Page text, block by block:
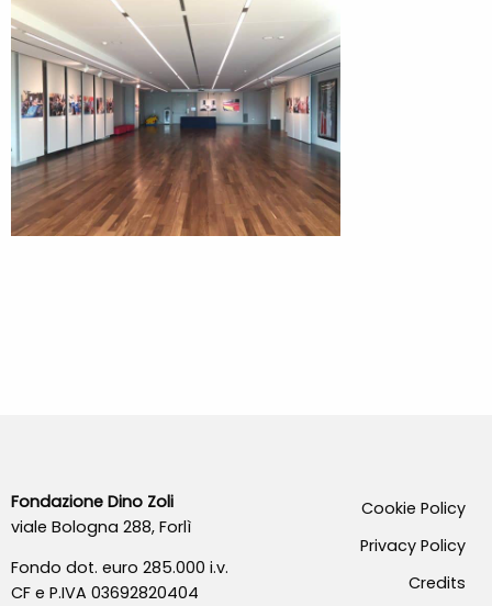
Fondazione Dino Zoli
viale Bologna 288, Forlì
Fondo dot. euro 285.000 i.v.
CF e P.IVA 03692820404
Cookie Policy
Privacy Policy
Credits